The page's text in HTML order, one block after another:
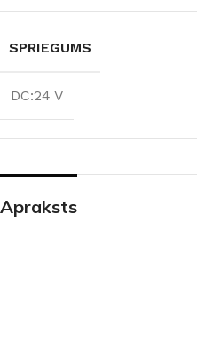
SPRIEGUMS
DC:24 V
Apraksts